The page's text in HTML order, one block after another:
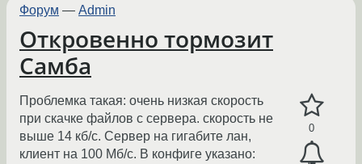
Форум — Admin
Откровенно тормозит
Самба
0
Проблемка такая: очень низкая скорость
при скачке файлов с сервера. скорость не
выше 14 кб/с. Сервер на гигабите лан,
клиент на 100 Мб/с. В конфиге указано: